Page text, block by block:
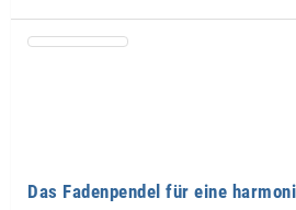
Das Fadenpendel für eine